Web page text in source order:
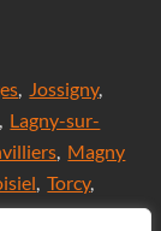
, Jossigny,
, Lagny-sur-
, Magny
,Torcy,
,Val